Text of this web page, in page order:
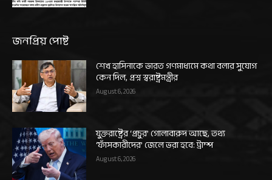
জনপ্রিয় পোষ্ট
শেখ হাসিনাকে ভারত গণমাধ্যমে কথা বলার সুযোগ
কেন দিল, প্রশ্ন স্বরাষ্ট্রমন্ত্রীর
August 6, 2026
যুক্তরাষ্ট্রের ‘প্রচুর’ গোলাবারুদ আছে, তথ্য
‘ফাঁসকারীদের’ জেলে ভরা হবে: ট্রাম্প
August 6, 2026